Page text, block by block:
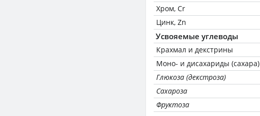
Хром, Cr
Цинк, Zn
Усвояемые углеводы
Крахмал и декстрины
Моно- и дисахариды (сахара)
Глюкоза (декстроза)
Сахароза
Фруктоза